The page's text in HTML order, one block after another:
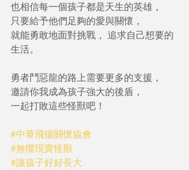
也相信每一個孩子都是天生的英雄，
只要給予他們足夠的愛與關懷，
就能勇敢地面對挑戰， 追求自己想要的
生活。
勇者鬥惡龍的路上需要更多的支援，
邀請你我成為孩子強大的後盾，
一起打敗這些怪獸吧！
#中華飛揚關懷協會
#無懼現實怪獸
#讓孩子好好長大